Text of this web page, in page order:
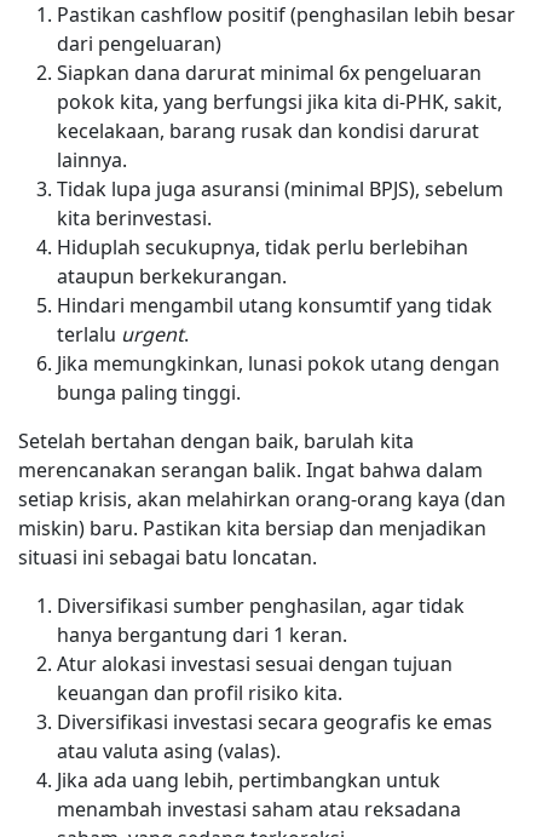
Pastikan cashflow positif (penghasilan lebih besar
dari pengeluaran)
Siapkan dana darurat minimal 6x pengeluaran
pokok kita, yang berfungsi jika kita di-PHK, sakit,
kecelakaan, barang rusak dan kondisi darurat
lainnya.
Tidak lupa juga asuransi (minimal BPJS), sebelum
kita berinvestasi.
Hiduplah secukupnya, tidak perlu berlebihan
ataupun berkekurangan.
Hindari mengambil utang konsumtif yang tidak
terlalu urgent.
Jika memungkinkan, lunasi pokok utang dengan
bunga paling tinggi.
Setelah bertahan dengan baik, barulah kita
merencanakan serangan balik. Ingat bahwa dalam
setiap krisis, akan melahirkan orang-orang kaya (dan
miskin) baru. Pastikan kita bersiap dan menjadikan
situasi ini sebagai batu loncatan.
Diversifikasi sumber penghasilan, agar tidak
hanya bergantung dari 1 keran.
Atur alokasi investasi sesuai dengan tujuan
keuangan dan profil risiko kita.
Diversifikasi investasi secara geografis ke emas
atau valuta asing (valas).
Jika ada uang lebih, pertimbangkan untuk
menambah investasi saham atau reksadana